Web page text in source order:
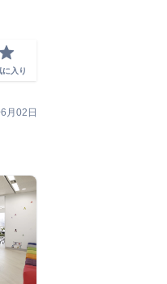
grade
に入り
月02日